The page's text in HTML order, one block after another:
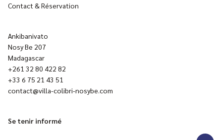
Contact & Réservation
Ankibanivato
Nosy Be 207
Madagascar
+261 32 80 422 82
+33 6 75 21 43 51
contact@villa-colibri-nosybe.com
Se tenir informé